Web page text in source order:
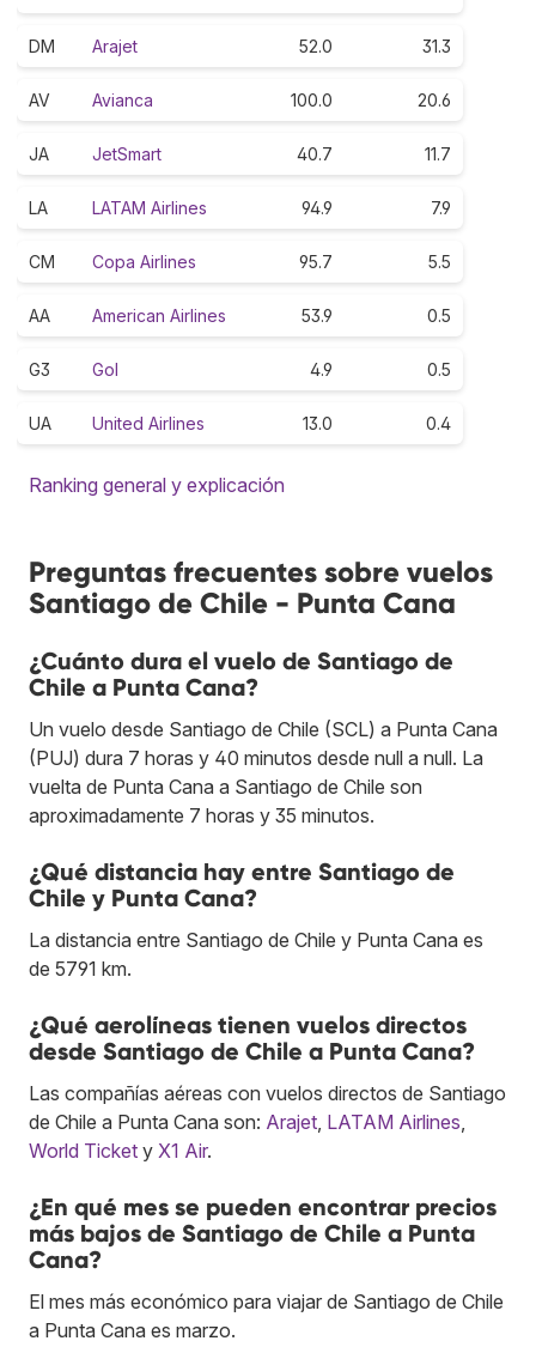
DM Arajet 52.0 31.3
AV Avianca 100.0 20.6
JA JetSmart 40.7 11.7
LA LATAM Airlines 94.9 7.9
CM Copa Airlines 95.7 5.5
AA American Airlines 53.9 0.5
G3 Gol 4.9 0.5
UA United Airlines 13.0 0.4
Ranking general y explicación
Preguntas frecuentes sobre vuelos
Santiago de Chile - Punta Cana
¿Cuánto dura el vuelo de Santiago de
Chile a Punta Cana?
Un vuelo desde Santiago de Chile (SCL) a Punta Cana
(PUJ) dura 7 horas y 40 minutos desde null a null. La
vuelta de Punta Cana a Santiago de Chile son
aproximadamente 7 horas y 35 minutos.
¿Qué distancia hay entre Santiago de
Chile y Punta Cana?
La distancia entre Santiago de Chile y Punta Cana es
de 5791 km.
¿Qué aerolíneas tienen vuelos directos
desde Santiago de Chile a Punta Cana?
Las compañías aéreas con vuelos directos de Santiago
de Chile a Punta Cana son: Arajet LATAM Airlines
World Ticket y X1 Air.
¿En qué mes se pueden encontrar precios
más bajos de Santiago de Chile a Punta
Cana?
El mes más económico para viajar de Santiago de Chile
a Punta Cana es marzo.